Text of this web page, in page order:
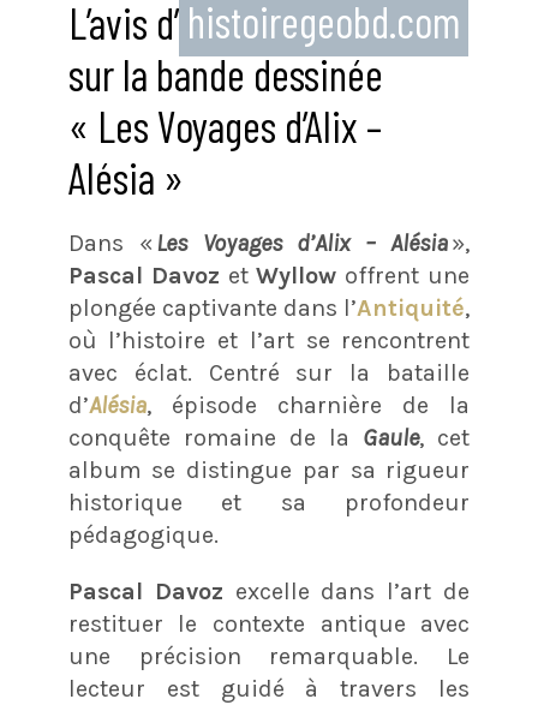
L’avis d’ histoiregeobd.com
sur la bande dessinée
« Les Voyages d’Alix –
Alésia »
Dans « Les Voyages d’Alix – Alésia»,
Pascal Davoz etWyllow offrent une
plongée captivante dans l’Antiquité,
où l’histoire et l’art se rencontrent
avec éclat. Centré sur la bataille
d’Alésia, épisode charnière de la
conquête romaine de la Gaule, cet
album se distingue par sa rigueur
historique et sa profondeur
pédagogique.
Pascal Davoz excelle dans l’art de
restituer le contexte antique avec
une précision remarquable. Le
lecteur est guidé à travers les